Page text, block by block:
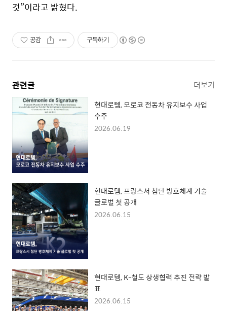
것”이라고 밝혔다.
공감 구독하기
관련글 더보기
현대로템, 모로코 전동차 유지보수 사업
수주
2026.06.19
현대로템, 프랑스서 첨단 방호체계 기술
글로벌 첫 공개
2026.06.15
현대로템, K-철도 상생협력 추진 전략 발
표
2026.06.15